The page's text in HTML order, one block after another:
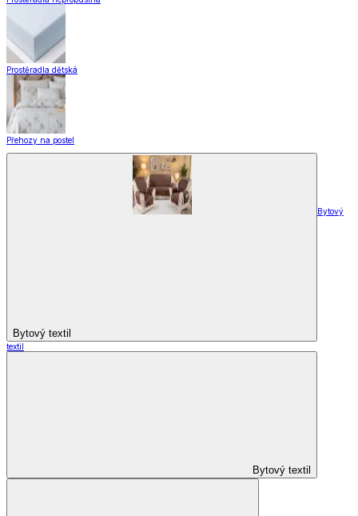
Prostěradla dětská
Přehozy na postel
Bytový textil
Bytový
textil
Bytový textil